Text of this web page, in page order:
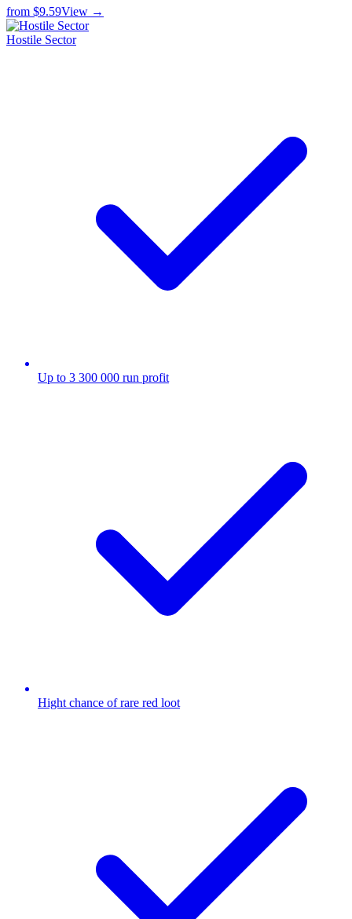
from $9.59View →
Hostile Sector
Up to 3 300 000 run profit
Hight chance of rare red loot